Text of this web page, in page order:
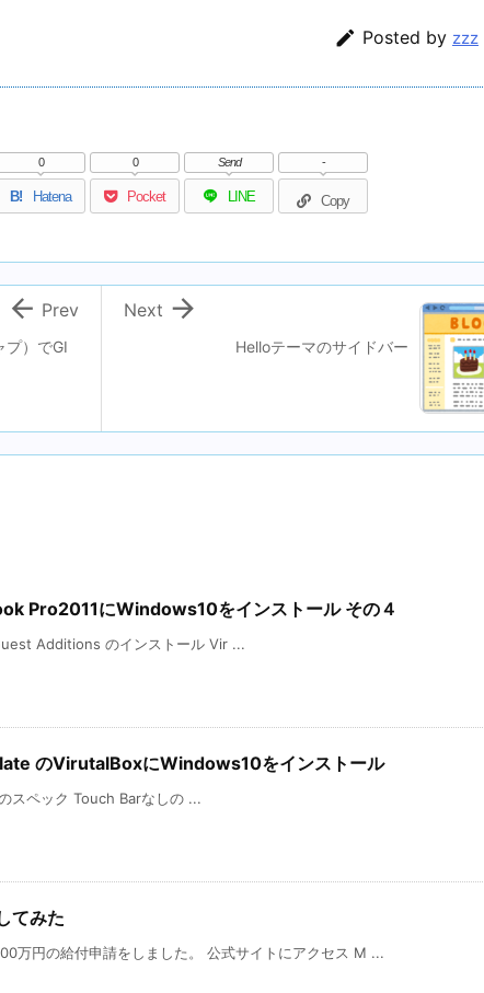
 Posted by zzz
B! Hatena
0
Pocket
0
LINE
Send
Copy
-
Helloテーマのサイドバー

Next
プ）でGI
 Prev
Pro2011にWindows10をインストール その４
Additions のインストール Vir ...
のVirutalBoxにWindows10をインストール
スペック Touch Barなしの ...
てみた
万円の給付申請をしました。 公式サイトにアクセス M ...